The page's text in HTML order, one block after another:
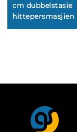
cm dubbelstasie
hittepersmasjien